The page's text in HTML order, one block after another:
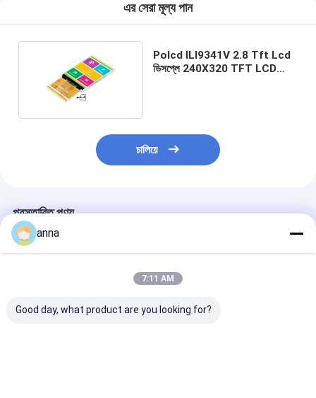
এর সেরা মূল্য পান
Polcd ILI9341V 2.8 Tft Lcd
ডিসপ্লে 240X320 TFT LCD
চালিয়ে
প্রস্তাবিত পণ্য
anna
7:11 AM
Good day, what product are you looking for?